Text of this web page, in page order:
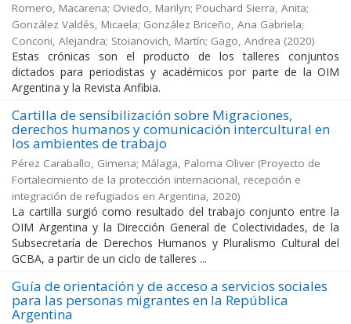
Romero, Macarena; Oviedo, Marilyn; Pouchard Sierra, Anita;
González Valdés, Micaela; González Briceño, Ana Gabriela;
Conconi, Alejandra; Stoianovich, Martín; Gago, Andrea (2020)
Estas crónicas son el producto de los talleres conjuntos
dictados para periodistas y académicos por parte de la OIM
Argentina y la Revista Anfibia.
Cartilla de sensibilización sobre Migraciones,
derechos humanos y comunicación intercultural en
los ambientes de trabajo
Pérez Caraballo, Gimena; Málaga, Paloma Oliver (Proyecto de
Fortalecimiento de la protección internacional, recepción e
integración de refugiados en Argentina, 2020)
La cartilla surgió como resultado del trabajo conjunto entre la
OIM Argentina y la Dirección General de Colectividades, de la
Subsecretaría de Derechos Humanos y Pluralismo Cultural del
GCBA, a partir de un ciclo de talleres ...
Guía de orientación y de acceso a servicios sociales
para las personas migrantes en la República
Argentina